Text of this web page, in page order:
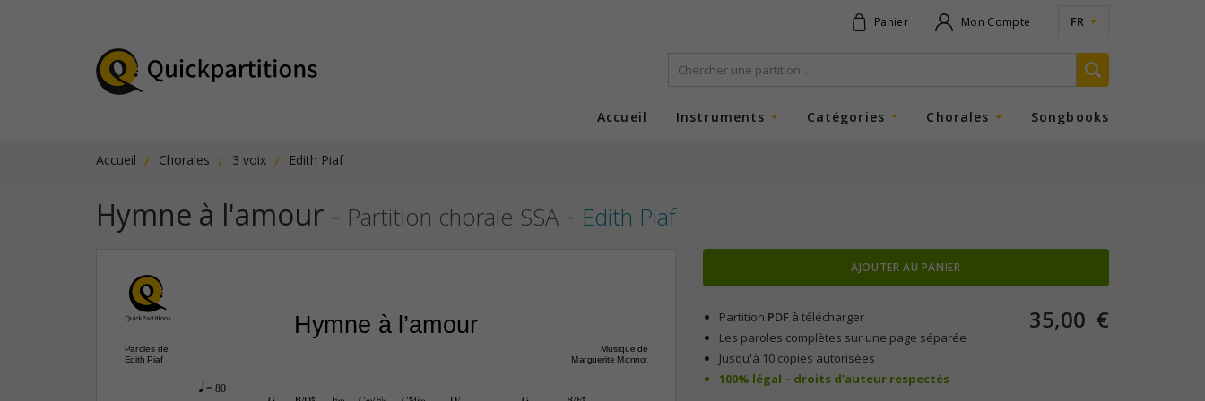
Panier Mon Compte FR
Accueil Instruments Catégories Chorales Songbooks
Accueil Chorales 3 voix Edith Piaf
Hymne à l'amour - Partition chorale SSA - Edith Piaf
Hymne à l’amour
Paroles de
Edith Piaf
Musique de
Marguerite Monnot
q = 80
AJOUTER AU PANIER
Partition PDF à télécharger
Les paroles complètes sur une page séparée
Jusqu'à 10 copies autorisées
100% légal – droits d’auteur respectés
35,00 €